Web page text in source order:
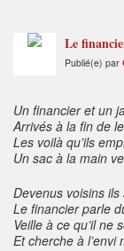
Le
Publié(e) par
Un financier et un
Arrivés à la fin de
Les voilà qu’ils
Un sac à la main
Devenus voisins
Le financier parle
Veille à ce qu’il ne
Et cherche à